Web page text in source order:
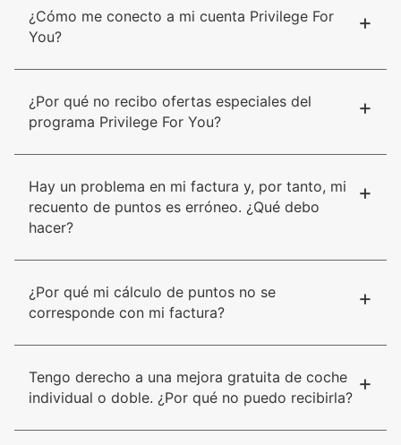
¿Cómo me conecto a mi cuenta Privilege For
You?
+
¿Por qué no recibo ofertas especiales del
programa Privilege For You?
+
Hay un problema en mi factura y, por tanto, mi
recuento de puntos es erróneo. ¿Qué debo
hacer?
+
¿Por qué mi cálculo de puntos no se
corresponde con mi factura?
+
Tengo derecho a una mejora gratuita de coche
individual o doble. ¿Por qué no puedo recibirla?
+